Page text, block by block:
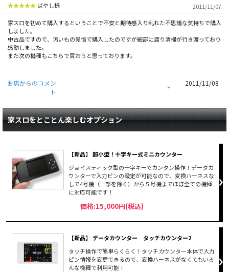
ばやし様
2011/11/07
家スロを初めて購入するということで不安と期待感入り乱れた不思議な気持ちで購入
しました。
中古品ですので、汚いもの覚悟で購入したのですが細部に渡り清掃が行き渡っており
感動しました。
また次の機種もこちらで買おうと思っております。
お店からのコメン
ト
2011/11/08
家スロをとことん楽しむオプション
【新品】 超小型！十字キー式ミニカウンター
ジョイスティック型の十字キーでカンタン操作！データカ
ウンターで入力ピンの設定が可能なので、変換ハーネスな
しで4号機（一部を除く）から５号機までほぼ全ての機種
に対応可能です！
価格:15,000円(税込)
【新品】 データカウンター タッチカウンター2
タッチ操作で簡単らくらく！タッチカウンター本体で入力
ピン情報を変更できるので、変換ハーネスがなくてもいろ
んな機種で利用可能！